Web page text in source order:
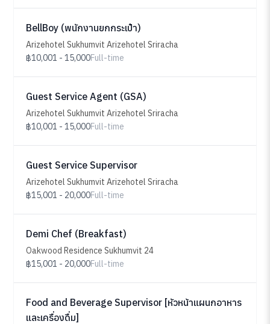
BellBoy (พนักงานยกกระเป๋า)
Arizehotel Sukhumvit Arizehotel Sriracha
฿10,001 - 15,000Full-time
Guest Service Agent (GSA)
Arizehotel Sukhumvit Arizehotel Sriracha
฿10,001 - 15,000Full-time
Guest Service Supervisor
Arizehotel Sukhumvit Arizehotel Sriracha
฿15,001 - 20,000Full-time
Demi Chef (Breakfast)
Oakwood Residence Sukhumvit 24
฿15,001 - 20,000Full-time
Food and Beverage Supervisor [หัวหน้าแผนกอาหาร
และเครื่องดื่ม]